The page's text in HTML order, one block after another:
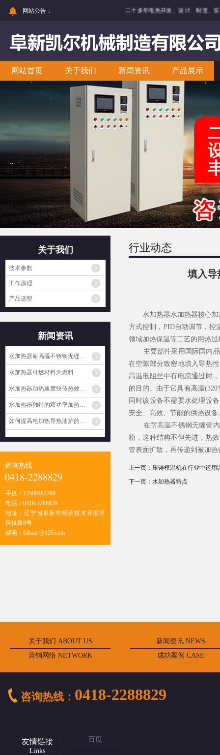
网站公告： 二十多年电热开发、设计、制造、安
网站首页 关于我们 新闻资讯 产品展示
关于我们
技术参数
工作原理
产品选型
新闻资讯
水加热器耐高温不锈钢无缝…
水加热器可燃材料为燃料
水加热器加热速度快传热效…
水加热器独特的双功率加热…
如何提高电加热导热油炉的…
咨询热线
0418-2288829
手机： 13500482788
电话： 0418-2288829
地址：辽宁省阜新市经济技术开发区
科技路8号
邮箱： fxkaier@126.com
行业动态
填入导
水加热器水加热器核心加
方式控制，PID自动调节，
领域加热保温等工艺的用热过
主要部件采用国际国内品
在空隙部分致密地填入导热
高温电阻丝中有电流通过时
的目的。由于它具有高温
同时该设备不需要水处理设
安全、高效、节能的供热设备
在耐高温不锈钢无缝管内
粉，这种结构不但先进，热
管表面扩散，再传递到被加
上一页： 压铸模温机在行业中运用
下一页： 水加热器特点
关于我们 ABOUT US
新闻资讯 NEWS
营销网络 NETWORK
成功案例 CASE
咨询热线： 0418-2288829
友情链接
Links
百度